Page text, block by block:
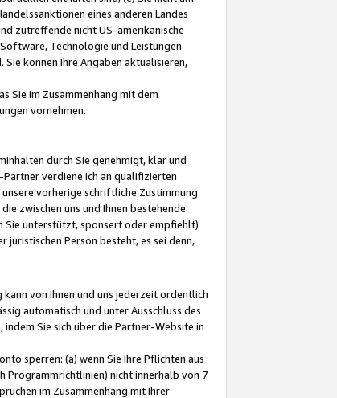
eines anderen Landes
zutreffende nicht US-amerikanische
Technologie und Leistungen
können Ihre Angaben aktualisieren,
Sie im Zusammenhang mit dem
vornehmen.
durch Sie genehmigt, klar und
verdiene ich an qualifizierten
vorherige schriftliche Zustimmung
zwischen uns und Ihnen bestehende
Sie unterstützt, sponsert oder empfiehlt)
juristischen Person besteht, es sei denn,
von Ihnen und uns jederzeit ordentlich
automatisch und unter Ausschluss des
Sie sich über die Partner-Website in
sperren: (a) wenn Sie Ihre Pflichten aus
Programmrichtlinien) nicht innerhalb von 7
im Zusammenhang mit Ihrer